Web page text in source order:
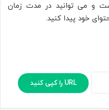
و می توانید در مدت زمان
خود پیدا کنید.
URL را کپی کنید